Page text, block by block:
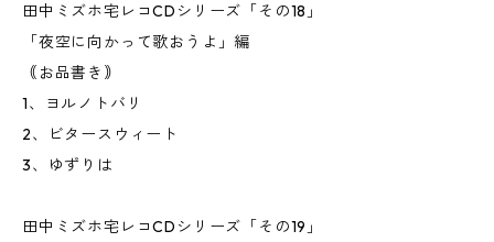
田中ミズホ宅レコCDシリーズ「その18」
「夜空に向かって歌おうよ」編
｟お品書き｠
1、ヨルノトバリ
2、ビタースウィート
3、ゆずりは
田中ミズホ宅レコCDシリーズ「その19」